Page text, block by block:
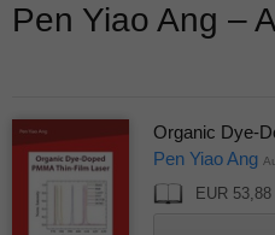
Pen Yiao Ang –
Organic Dye-
Pen Yiao Ang
EUR 53,88